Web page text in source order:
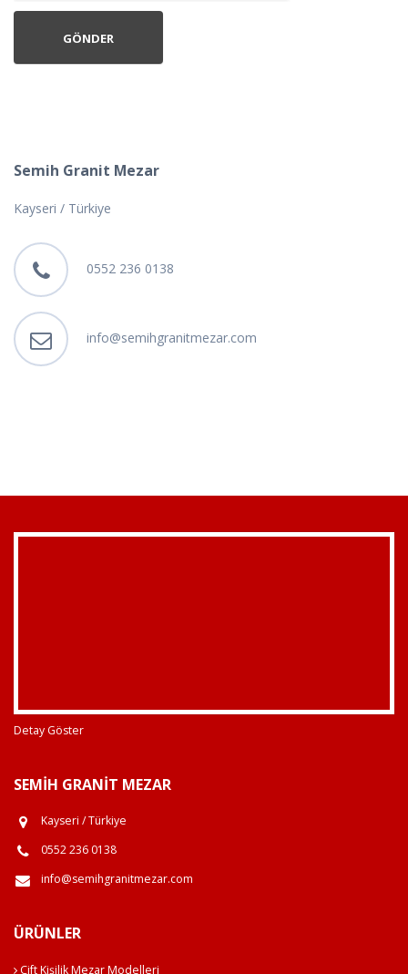
Semih Granit Mezar
Kayseri / Türkiye
0552 236 0138
info@semihgranitmezar.com
Detay Göster
SEMIH GRANIT MEZAR
Kayseri / Türkiye
0552 236 0138
info@semihgranitmezar.com
ÜRÜNLER
Çift Kişilik Mezar Modelleri